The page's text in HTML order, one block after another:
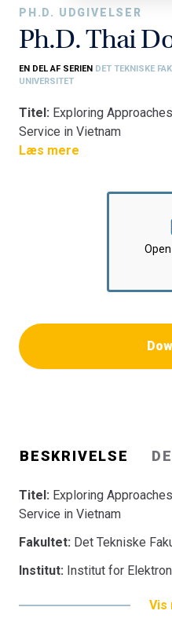
PH.D. UDGIVELSER
Ph.D. Thai
EN DEL AF SERIEN DET TEKNISKE
UNIVERSITET
Titel: Exploring
Service in Vietnam
Fakultet:Det Tekniske
Læs mere
BESKRIVELSE
Titel: Exploring
Service in Vietnam
Fakultet: Det Tekniske
Institut: Institut for
Vis